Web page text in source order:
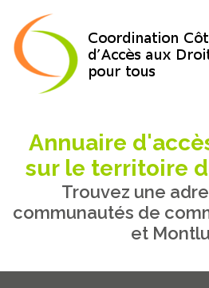
Annuaire
sur le territoire
Trouvez une
communautés de
et